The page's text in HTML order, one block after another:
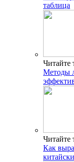
таблица
Читайте
Методы
Читайте
Как